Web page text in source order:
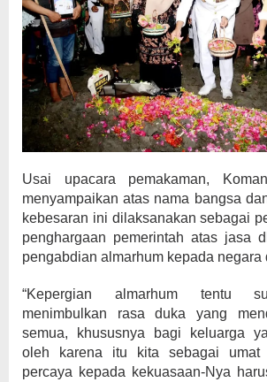
Usai upacara pemakaman,
menyampaikan atas nama bangsa
kebesaran ini dilaksanakan sebagai
penghargaan pemerintah atas jasa
pengabdian almarhum kepada negara
“Kepergian almarhum tentu
menimbulkan rasa duka yang
semua, khususnya bagi keluarga
oleh karena itu kita sebagai umat
percaya kepada kekuasaan-Nya